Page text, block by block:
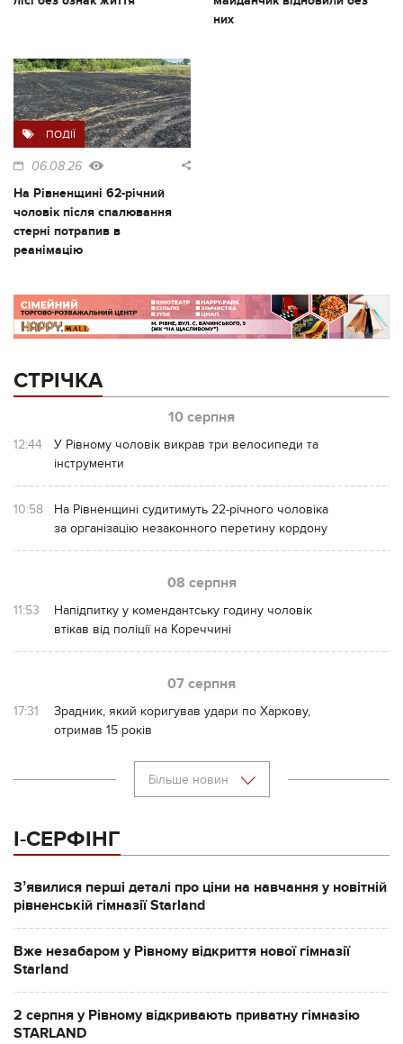
них
ПОДІЇ
06.08.26
На Рівненщині 62-річний
чоловік після спалювання
стерні потрапив в
реанімацію
СТРІЧКА
10 серпня
12:44
У Рівному чоловік викрав три велосипеди та
інструменти
10:58
На Рівненщині судитимуть 22-річного чоловіка
за організацію незаконного перетину кордону
08 серпня
11:53
Напідпитку у комендантську годину чоловік
втікав від поліції на Кореччині
07 серпня
17:31
Зрадник, який коригував удари по Харкову,
отримав 15 років
Більше новин
І-СЕРФІНГ
Зʼявилися перші деталі про ціни на навчання у новітній
рівненській гімназії Starland
Вже незабаром у Рівному відкриття нової гімназії
Starland
2 серпня у Рівному відкривають приватну гімназію
STARLAND